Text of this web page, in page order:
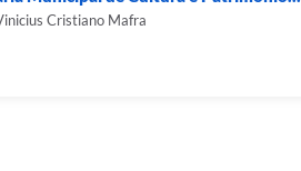
Cristiano Mafra